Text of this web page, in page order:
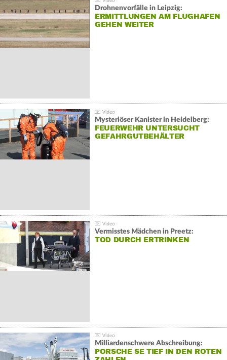
Drohnenvorfälle in Leipzig:
ERMITTLUNGEN AM FLUGHAFEN
GEHEN WEITER
Mysteriöser Kanister in Heidelberg:
FEUERWEHR UNTERSUCHT
GEFAHRGUTBEHÄLTER
Vermisstes Mädchen in Preetz:
TOD DURCH ERTRINKEN
Milliardenschwere Abschreibung:
PORSCHE SE TIEF IN DEN ROTEN